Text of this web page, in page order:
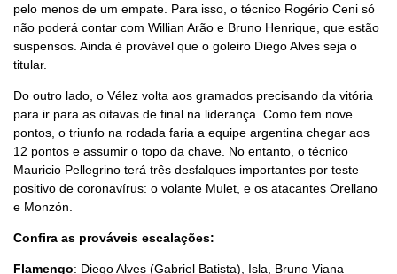
pelo menos de um empate. Para isso, o técnico Rogério Ceni só
não poderá contar com Willian Arão e Bruno Henrique, que estão
suspensos. Ainda é provável que o goleiro Diego Alves seja o
titular.
Do outro lado, o Vélez volta aos gramados precisando da vitória
para ir para as oitavas de final na liderança. Como tem nove
pontos, o triunfo na rodada faria a equipe argentina chegar aos
12 pontos e assumir o topo da chave. No entanto, o técnico
Mauricio Pellegrino terá três desfalques importantes por teste
positivo de coronavírus: o volante Mulet, e os atacantes Orellano
e Monzón.
Confira as prováveis escalações:
Flamengo: Diego Alves (Gabriel Batista), Isla, Bruno Viana